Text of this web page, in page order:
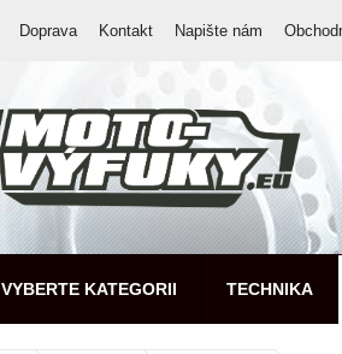
Doprava Kontakt Napište nám
VYBERTE KATEGORII TECHNIKA